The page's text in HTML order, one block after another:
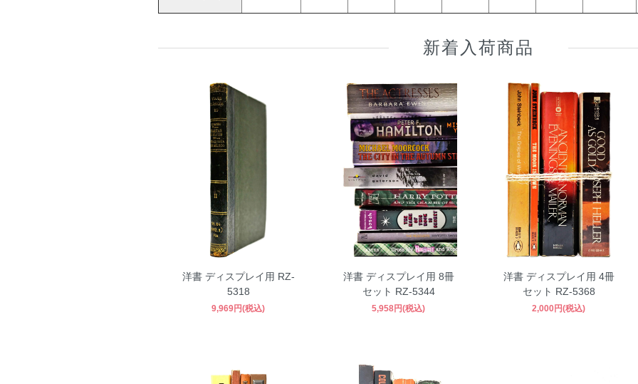
新着入荷商品
洋書 ディスプレイ用 RZ-
5318
9,969円(税込)
洋書 ディスプレイ用 8冊
セット RZ-5344
5,958円(税込)
洋書 ディスプレイ用 4冊
セット RZ-5368
2,000円(税込)